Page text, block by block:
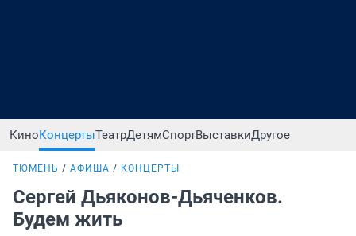
КиноКонцертыТеатрДетямСпортВыставкиДругое
ТЮМЕНЬ АФИША КОНЦЕРТЫ
Сергей Дьяконов-Дьяченков.
Будем жить